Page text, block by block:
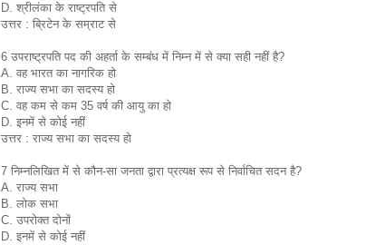
D. श्रीलंका के राष्ट्रपति से
उत्तर : ब्रिटेन के सम्राट से
6 उपराष्ट्रपति पद की अहर्ता के सम्बंध में निम्न में से क्या सही नहीं है?
A. वह भारत का नागरिक हो
B. राज्य सभा का सदस्य हो
C. वह कम से कम 35 वर्ष की आयु का हो
D. इनमें से कोई नहीं
उत्तर : राज्य सभा का सदस्य हो
7 निम्नलिखित में से कौन-सा जनता द्वारा प्रत्यक्ष रूप से निर्वाचित सदन है?
A. राज्य सभा
B. लोक सभा
C. उपरोक्त दोनों
D. इनमें से कोई नहीं